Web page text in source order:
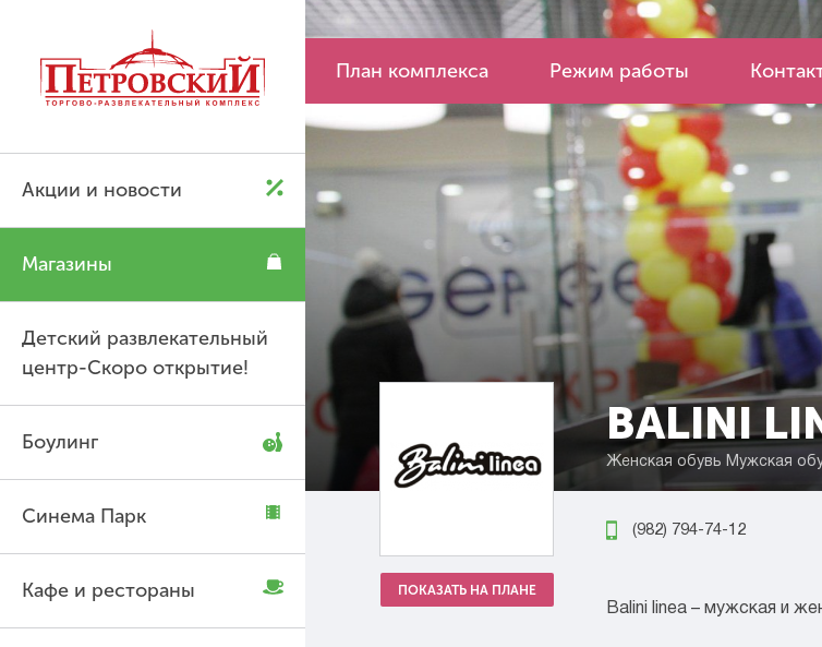
Акции и новости
Магазины
Детский развлекательный
центр-Скоро открытие!
Боулинг
Синема Парк
Кафе и рестораны
План комплекса Режим работы
ПОКАЗАТЬ НА ПЛАНЕ
BALINI
Женская обувь Мужская
(982) 794-74-12
Balini linea – мужская и